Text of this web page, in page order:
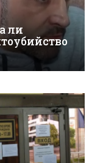
ли